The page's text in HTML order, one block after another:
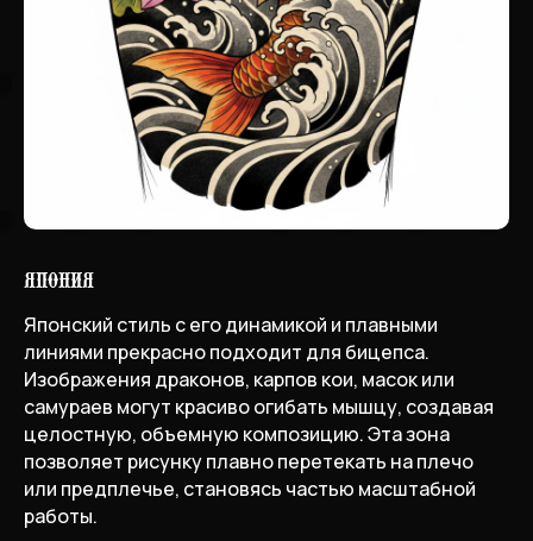
Япония
Японский стиль с его динамикой и плавными
линиями прекрасно подходит для бицепса.
Изображения драконов, карпов кои, масок или
самураев могут красиво огибать мышцу, создавая
целостную, объемную композицию. Эта зона
позволяет рисунку плавно перетекать на плечо
или предплечье, становясь частью масштабной
работы.